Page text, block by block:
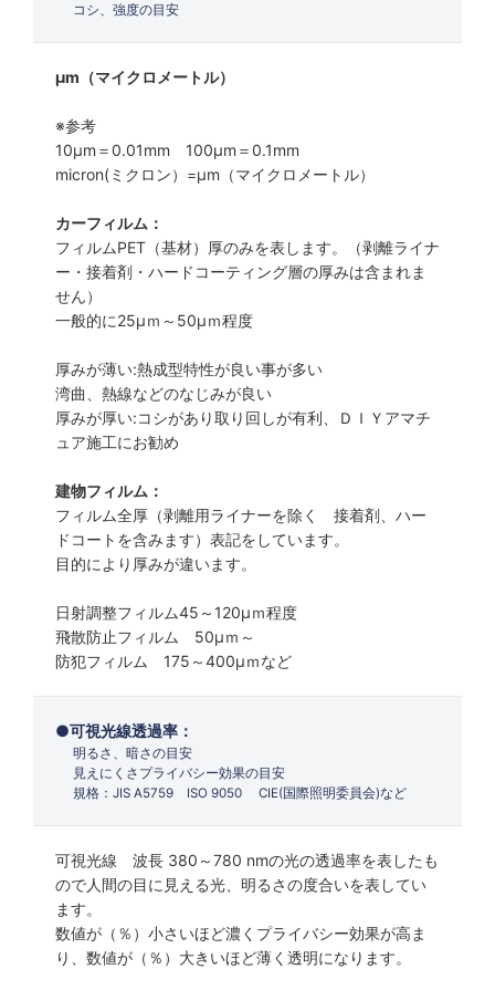
コシ、強度の目安
μm（マイクロメートル）
※参考
10μm＝0.01mm 100μm＝0.1mm
micron(ミクロン）=µm（マイクロメートル）
カーフィルム：
フィルムPET（基材）厚のみを表します。（剥離ライナ
ー・接着剤・ハードコーティング層の厚みは含まれま
せん）
一般的に25µｍ～50µｍ程度
厚みが薄い:熱成型特性が良い事が多い
湾曲、熱線などのなじみが良い
厚みが厚い:コシがあり取り回しが有利、ＤＩＹアマチ
ュア施工にお勧め
建物フィルム：
フィルム全厚（剥離用ライナーを除く 接着剤、ハー
ドコートを含みます）表記をしています。
目的により厚みが違います。
日射調整フィルム45～120µｍ程度
飛散防止フィルム 50µｍ～
防犯フィルム 175～400µｍなど
可視光線透過率：
明るさ、暗さの目安
見えにくさプライバシー効果の目安
規格：JIS A5759 ISO 9050 CIE(国際照明委員会)など
可視光線 波長 380～780 nmの光の透過率を表したも
ので人間の目に見える光、明るさの度合いを表してい
ます。
数値が（％）小さいほど濃くプライバシー効果が高ま
り、数値が（％）大きいほど薄く透明になります。